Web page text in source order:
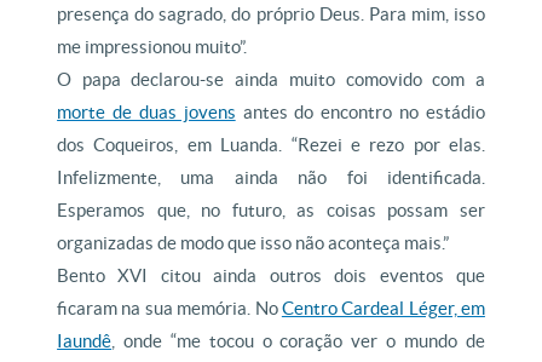
presença do sagrado, do próprio Deus. Para mim, isso
me impressionou muito”.
O papa declarou-se ainda muito comovido com a
morte de duas jovens antes do encontro no estádio
dos Coqueiros, em Luanda. “Rezei e rezo por elas.
Infelizmente, uma ainda não foi identificada.
Esperamos que, no futuro, as coisas possam ser
organizadas de modo que isso não aconteça mais.”
Bento XVI citou ainda outros dois eventos que
ficaram na sua memória. NoCentro Cardeal Léger, em
Iaundê , onde “me tocou o coração ver o mundo de